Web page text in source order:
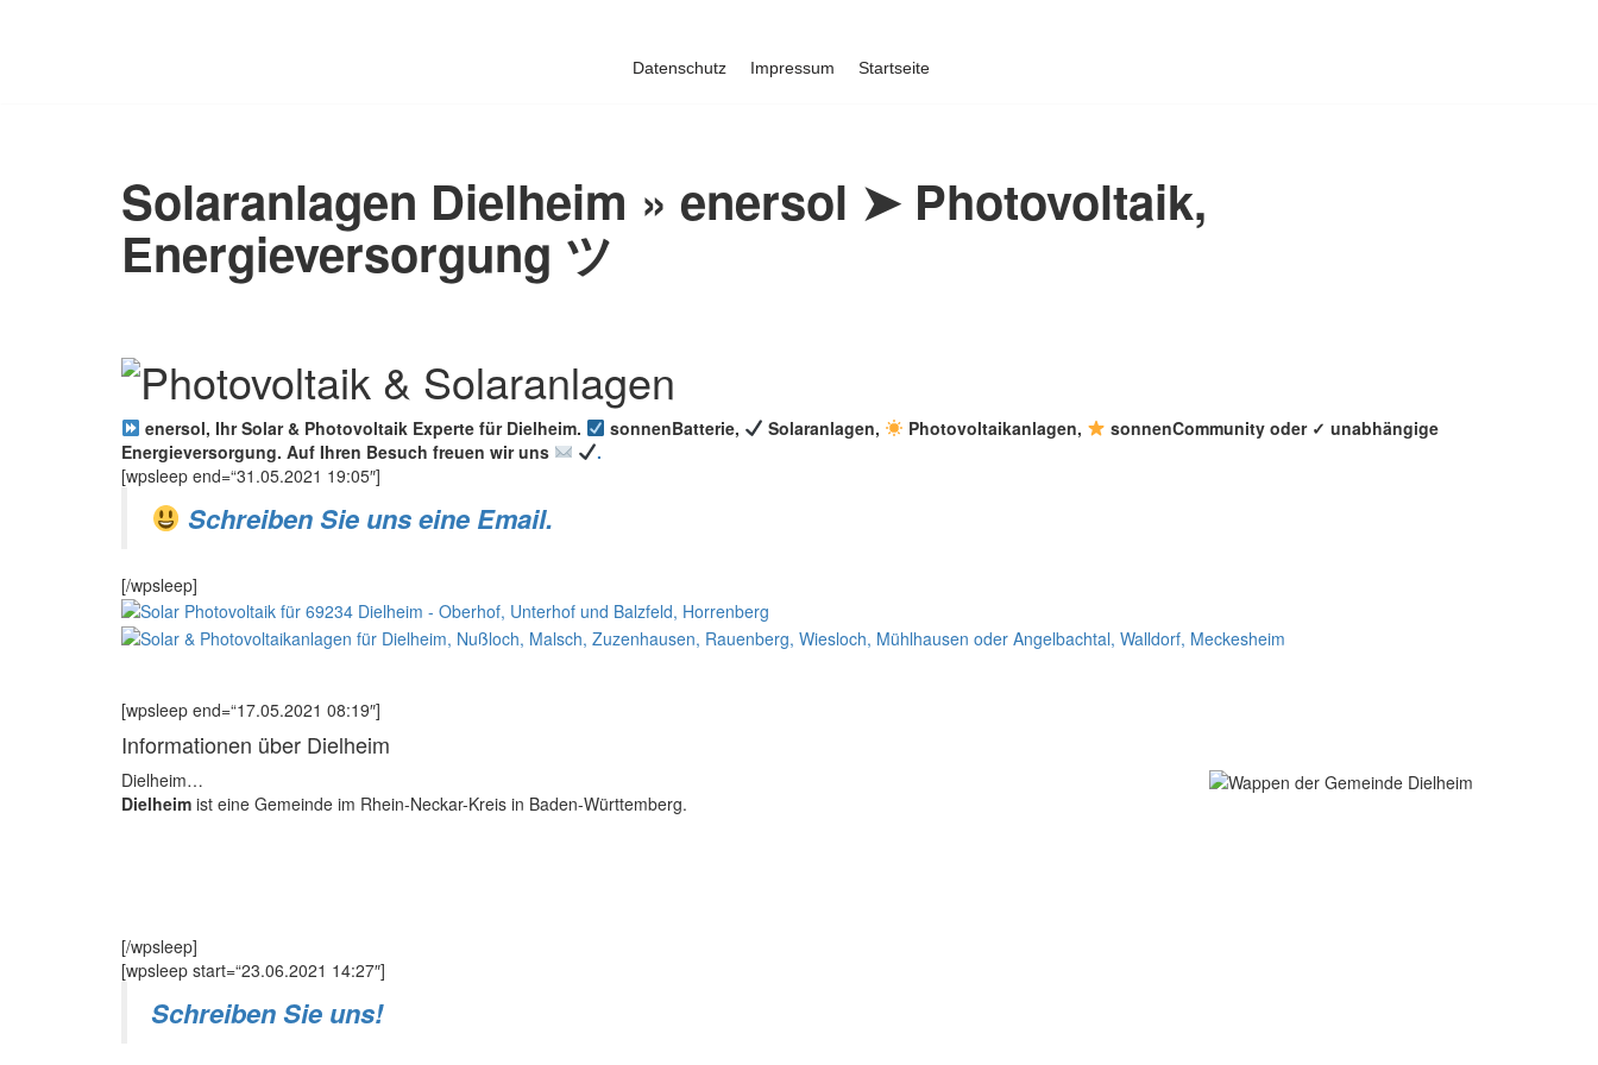
Datenschutz Impressum Startseite
Solaranlagen Dielheim » enersol ➤ Photovoltaik,
Energieversorgung ツ
enersol, Ihr Solar & Photovoltaik Experte für Dielheim. sonnenBatterie, Solaranlagen, Photovoltaikanlagen,
sonnenCommunity oder ✓ unabhängige
Energieversorgung. Auf Ihren Besuch freuen wir uns
.
[wpsleep end=“31.05.2021 19:05″]
Schreiben Sie uns eine Email.
[/wpsleep]
[wpsleep end=“17.05.2021 08:19″]
Informationen über Dielheim
Dielheim…
Dielheim ist eine Gemeinde im Rhein-Neckar-Kreis in Baden-Württemberg.
[/wpsleep]
[wpsleep start=“23.06.2021 14:27″]
Schreiben Sie uns!